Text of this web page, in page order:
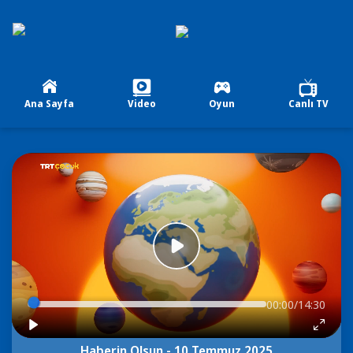
Ana Sayfa Video Oyun Canlı TV
00:00/14:30